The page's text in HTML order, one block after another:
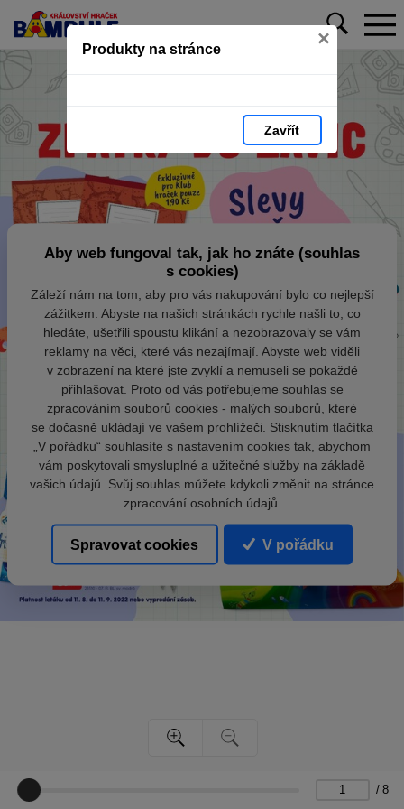
Produkty na stránce ×
Zavřít
/ 8
Aby web fungoval tak, jak ho znáte (souhlas
s cookies)
Záleží nám na tom, aby pro vás nakupování bylo co nejlepší
zážitkem. Abyste na našich stránkách rychle našli to, co
hledáte, ušetřili spoustu klikání a nezobrazovaly se vám
reklamy na věci, které vás nezajímají. Abyste web viděli
v zobrazení na které jste zvyklí a nemuseli se pokaždé
přihlašovat. Proto od vás potřebujeme souhlas se
zpracováním souborů cookies - malých souborů, které
se dočasně ukládají ve vašem prohlížeči. Stisknutím tlačítka
„V pořádku“ souhlasíte s nastavením cookies tak, abychom
vám poskytovali smysluplné a užitečné služby na základě
vašich údajů. Svůj souhlas můžete kdykoli změnit na stránce
zpracování osobních údajů.
Spravovat cookies V pořádku